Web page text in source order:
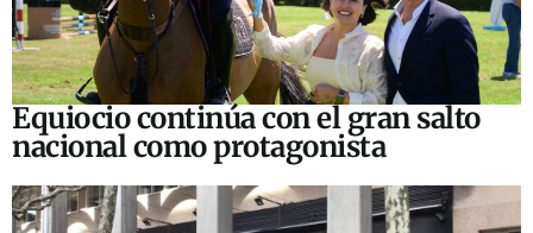
Equiocio continúa con el gran salto
nacional como protagonista